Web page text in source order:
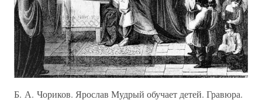
Б. А. Чориков. Ярослав Мудрый обучает детей. Гравюра.